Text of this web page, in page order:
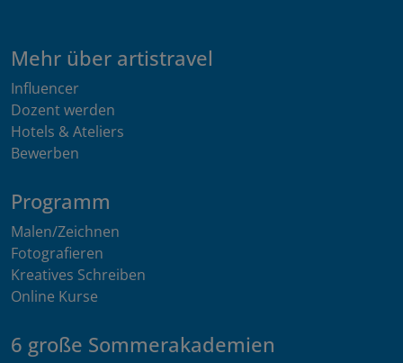
Mehr über artistravel
Influencer
Dozent werden
Hotels & Ateliers
Bewerben
Programm
Malen/Zeichnen
Fotografieren
Kreatives Schreiben
Online Kurse
6 große Sommerakademien